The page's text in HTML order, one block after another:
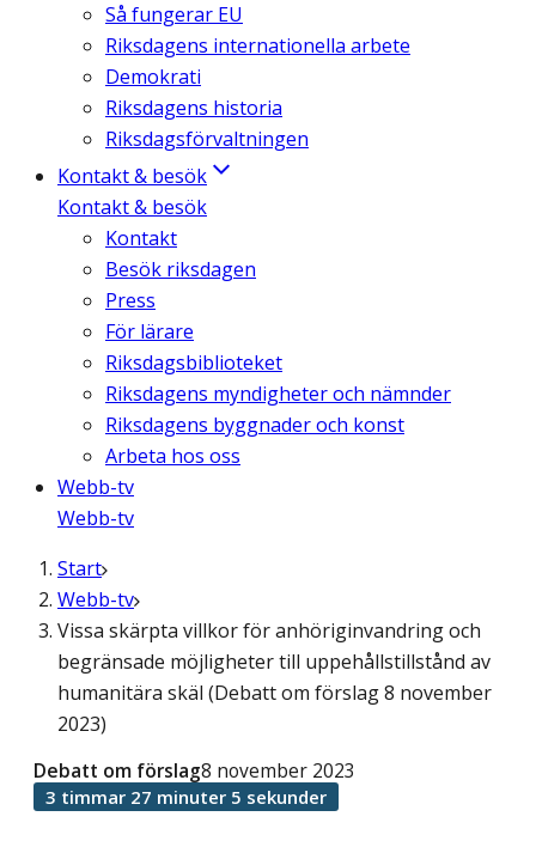
Så fungerar EU
Riksdagens internationella arbete
Demokrati
Riksdagens historia
Riksdagsförvaltningen
Kontakt & besök
Kontakt & besök
Kontakt
Besök riksdagen
Press
För lärare
Riksdagsbiblioteket
Riksdagens myndigheter och nämnder
Riksdagens byggnader och konst
Arbeta hos oss
Webb-tv
Webb-tv
Start
Webb-tv
Vissa skärpta villkor för anhöriginvandring och
begränsade möjligheter till uppehållstillstånd av
humanitära skäl (Debatt om förslag 8 november
2023)
Debatt om förslag8 november 2023
3 timmar 27 minuter 5 sekunder